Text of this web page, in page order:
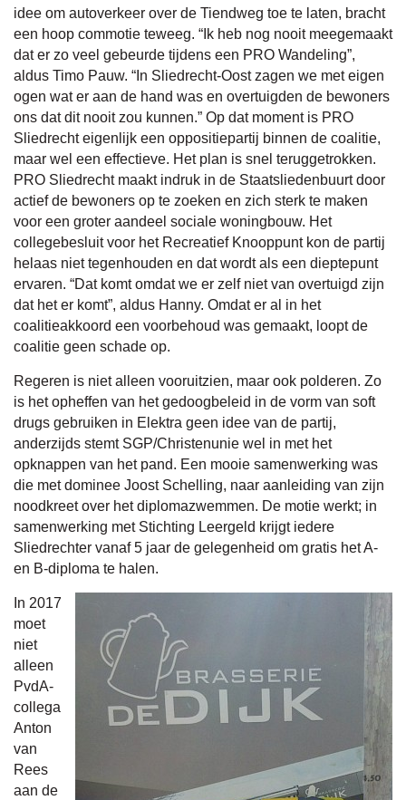
idee om autoverkeer over de Tiendweg toe te laten, bracht
een hoop commotie teweeg. “Ik heb nog nooit meegemaakt
dat er zo veel gebeurde tijdens een PRO Wandeling”,
aldus Timo Pauw. “In Sliedrecht-Oost zagen we met eigen
ogen wat er aan de hand was en overtuigden de bewoners
ons dat dit nooit zou kunnen.” Op dat moment is PRO
Sliedrecht eigenlijk een oppositiepartij binnen de coalitie,
maar wel een effectieve. Het plan is snel teruggetrokken.
PRO Sliedrecht maakt indruk in de Staatsliedenbuurt door
actief de bewoners op te zoeken en zich sterk te maken
voor een groter aandeel sociale woningbouw. Het
collegebesluit voor het Recreatief Knooppunt kon de partij
helaas niet tegenhouden en dat wordt als een dieptepunt
ervaren. “Dat komt omdat we er zelf niet van overtuigd zijn
dat het er komt”, aldus Hanny. Omdat er al in het
coalitieakkoord een voorbehoud was gemaakt, loopt de
coalitie geen schade op.
Regeren is niet alleen vooruitzien, maar ook polderen. Zo
is het opheffen van het gedoogbeleid in de vorm van soft
drugs gebruiken in Elektra geen idee van de partij,
anderzijds stemt SGP/Christenunie wel in met het
opknappen van het pand. Een mooie samenwerking was
die met dominee Joost Schelling, naar aanleiding van zijn
noodkreet over het diplomazwemmen. De motie werkt; in
samenwerking met Stichting Leergeld krijgt iedere
Sliedrechter vanaf 5 jaar de gelegenheid om gratis het A-
en B-diploma te halen.
In 2017
moet
niet
alleen
PvdA-
collega
Anton
van
Rees
aan de